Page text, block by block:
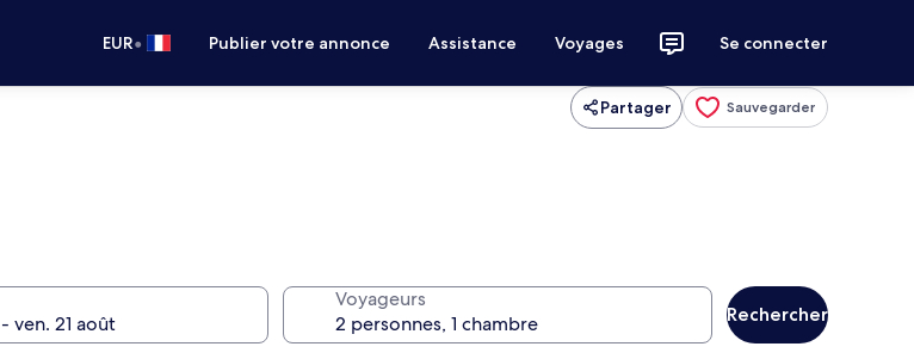
EUR• Publier votre annonce Assistance Voyages Se connecter
Partager Sauvegarder
Voyageurs
Rechercher